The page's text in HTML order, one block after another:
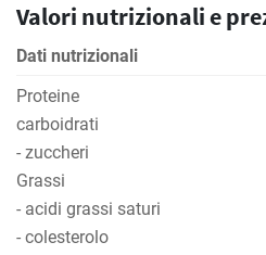
Valori nutrizionali e
Dati nutrizionali
Proteine
carboidrati
- zuccheri
Grassi
- acidi grassi saturi
- colesterolo